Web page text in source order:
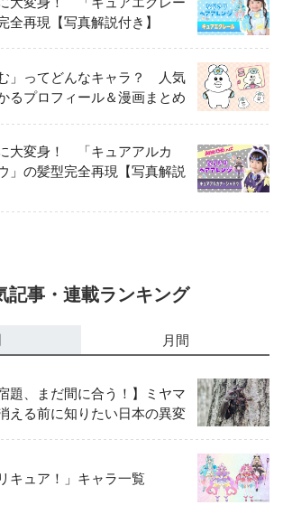
全再現【写真解説付き】
む」ってどんなキャラ？ 人気
るプロフィール＆漫画まとめ
大変身！ 「キュアアルカ
」の髪型完全再現【写真解説
記事・連載ランキング
月間
題、まだ間に合う！】ミヤマ
える前に知りたい日本の異変
キュア！」キャラ一覧